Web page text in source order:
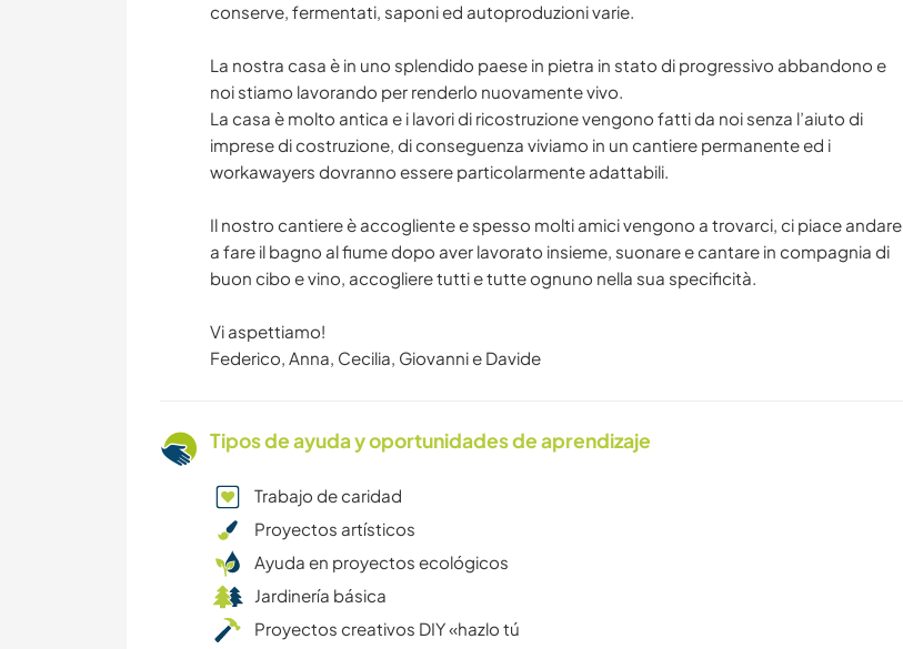
conserve, fermentati, saponi ed autoproduzioni varie.
La nostra casa è in uno splendido paese in pietra in stato di progressivo abbandono e
noi stiamo lavorando per renderlo nuovamente vivo.
La casa è molto antica e i lavori di ricostruzione vengono fatti da noi senza l’aiuto di
imprese di costruzione, di conseguenza viviamo in un cantiere permanente ed i
workawayers dovranno essere particolarmente adattabili.
Il nostro cantiere è accogliente e spesso molti amici vengono a trovarci, ci piace andare
a fare il bagno al fiume dopo aver lavorato insieme, suonare e cantare in compagnia di
buon cibo e vino, accogliere tutti e tutte ognuno nella sua specificità.
Vi aspettiamo!
Federico, Anna, Cecilia, Giovanni e Davide
Tipos de ayuda y oportunidades de aprendizaje
Trabajo de caridad
Proyectos artísticos
Ayuda en proyectos ecológicos
Jardinería básica
Proyectos creativos DIY «hazlo tú